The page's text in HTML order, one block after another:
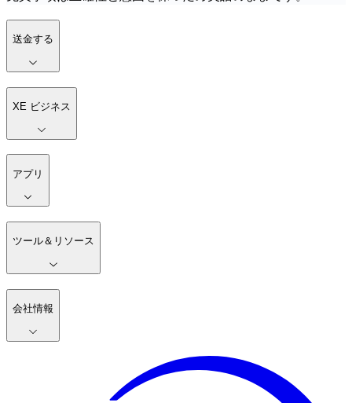
送金する
XE ビジネス
アプリ
ツール＆リソース
会社情報